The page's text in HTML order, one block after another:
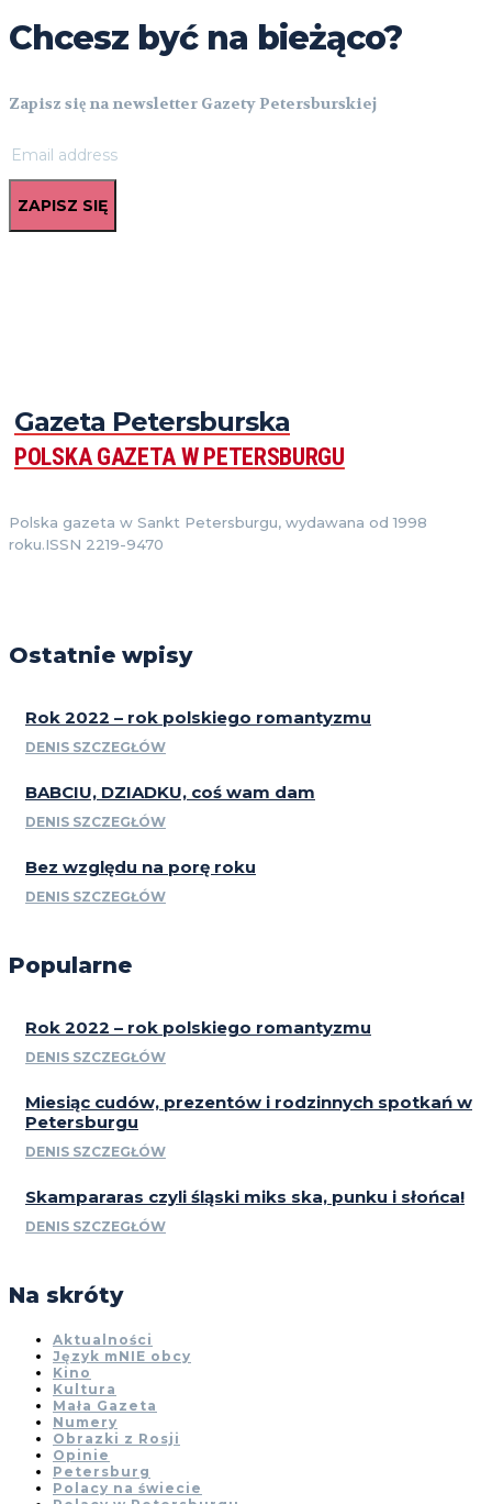
Chcesz być na bieżąco?
Zapisz się na newsletter Gazety Petersburskiej
ZAPISZ SIĘ
Gazeta Petersburska
POLSKA GAZETA W PETERSBURGU
Polska gazeta w Sankt Petersburgu, wydawana od 1998
roku.ISSN 2219-9470
Ostatnie wpisy
Rok 2022 – rok polskiego romantyzmu
DENIS SZCZEGŁÓW
BABCIU, DZIADKU, coś wam dam
DENIS SZCZEGŁÓW
Bez względu na porę roku
DENIS SZCZEGŁÓW
Popularne
Rok 2022 – rok polskiego romantyzmu
DENIS SZCZEGŁÓW
Miesiąc cudów, prezentów i rodzinnych spotkań w
Petersburgu
DENIS SZCZEGŁÓW
Skampararas czyli śląski miks ska, punku i słońca!
DENIS SZCZEGŁÓW
Na skróty
Aktualności
Język mNIE obcy
Kino
Kultura
Mała Gazeta
Numery
Obrazki z Rosji
Opinie
Petersburg
Polacy na świecie